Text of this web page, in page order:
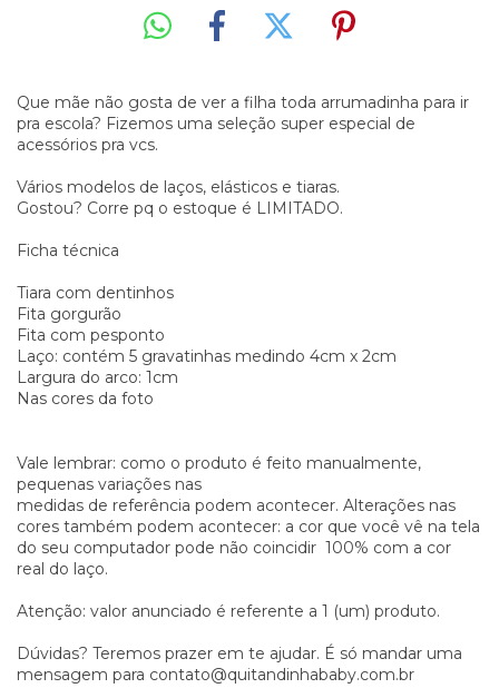
Que mãe não gosta de ver a filha toda arrumadinha para ir
pra escola? Fizemos uma seleção super especial de
acessórios pra vcs.
Vários modelos de laços, elásticos e tiaras.
Gostou? Corre pq o estoque é LIMITADO.
Ficha técnica
Tiara com dentinhos
Fita gorgurão
Fita com pesponto
Laço: contém 5 gravatinhas medindo 4cm x 2cm
Largura do arco: 1cm
Nas cores da foto
Vale lembrar: como o produto é feito manualmente,
pequenas variações nas
medidas de referência podem acontecer. Alterações nas
cores também podem acontecer: a cor que você vê na tela
do seu computador pode não coincidir 100% com a cor
real do laço.
Atenção: valor anunciado é referente a 1 (um) produto.
Dúvidas? Teremos prazer em te ajudar. É só mandar uma
mensagem para contato@quitandinhababy.com.br